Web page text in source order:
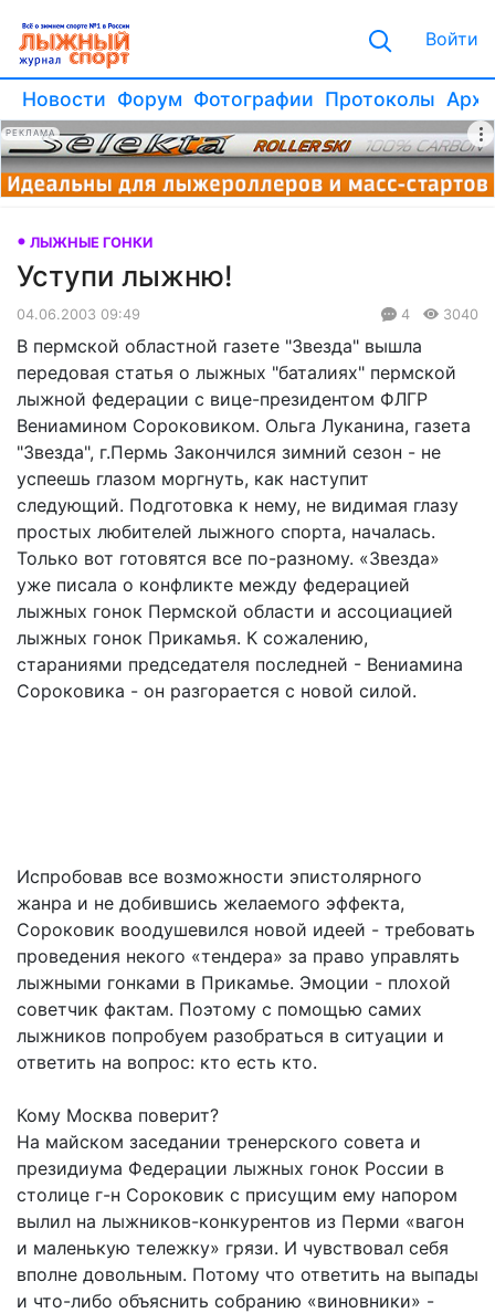
Войти
Новости Форум Фотографии Протоколы
РЕКЛАМА
ЛЫЖНЫЕ ГОНКИ
Уступи лыжню!
04.06.2003 09:49 4 3040
В пермской областной газете "Звезда" вышла
передовая статья о лыжных "баталиях" пермской
лыжной федерации с вице-президентом ФЛГР
Вениамином Сороковиком. Ольга Луканина, газета
"Звезда", г.Пермь Закончился зимний сезон - не
успеешь глазом моргнуть, как наступит
следующий. Подготовка к нему, не видимая глазу
простых любителей лыжного спорта, началась.
Только вот готовятся все по-разному. «Звезда»
уже писала о конфликте между федерацией
лыжных гонок Пермской области и ассоциацией
лыжных гонок Прикамья. К сожалению,
стараниями председателя последней - Вениамина
Сороковика - он разгорается с новой силой.
Испробовав все возможности эпистолярного
жанра и не добившись желаемого эффекта,
Сороковик воодушевился новой идеей - требовать
проведения некого «тендера» за право управлять
лыжными гонками в Прикамье. Эмоции - плохой
советчик фактам. Поэтому с помощью самих
лыжников попробуем разобраться в ситуации и
ответить на вопрос: кто есть кто.
Кому Москва поверит?
На майском заседании тренерского совета и
президиума Федерации лыжных гонок России в
столице г-н Сороковик с присущим ему напором
вылил на лыжников-конкурентов из Перми «вагон
и маленькую тележку» грязи. И чувствовал себя
вполне довольным. Потому что ответить на выпады
и что-либо объяснить собранию «виновники» -